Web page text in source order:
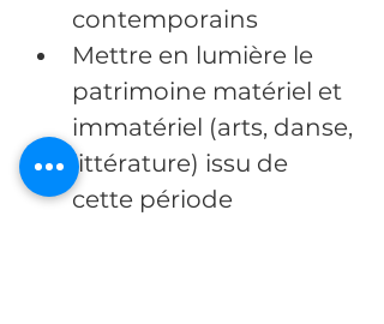
contemporains
Mettre en lumière le
patrimoine matériel et
immatériel (arts, danse,
littérature) issu de
cette période